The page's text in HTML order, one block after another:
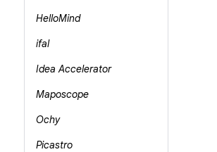
HelloMind
ifal
Idea Accelerator
Maposcope
Ochy
Picastro